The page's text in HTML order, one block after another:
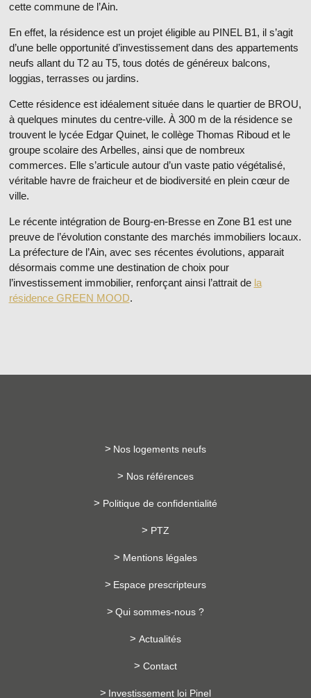
cette commune de l’Ain.
En effet, la résidence est un projet éligible au PINEL B1, il s’agit
d’une belle opportunité d’investissement dans des appartements
neufs allant du T2 au T5, tous dotés de généreux balcons,
loggias, terrasses ou jardins.
Cette résidence est idéalement située dans le quartier de BROU,
à quelques minutes du centre-ville. À 300 m de la résidence se
trouvent le lycée Edgar Quinet, le collège Thomas Riboud et le
groupe scolaire des Arbelles, ainsi que de nombreux
commerces. Elle s’articule autour d’un vaste patio végétalisé,
véritable havre de fraicheur et de biodiversité en plein cœur de
ville.
Le récente intégration de Bourg-en-Bresse en Zone B1 est une
preuve de l’évolution constante des marchés immobiliers locaux.
La préfecture de l’Ain, avec ses récentes évolutions, apparait
désormais comme une destination de choix pour
l’investissement immobilier, renforçant ainsi l’attrait de la
résidence GREEN MOOD.
Nos logements neufs
Nos références
Politique de confidentialité
PTZ
Mentions légales
Espace prescripteurs
Qui sommes-nous ?
Actualités
Contact
Investissement loi Pinel